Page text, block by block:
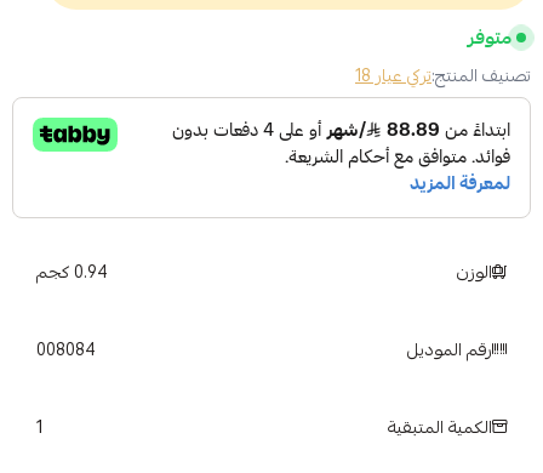
متوفر
تصنيف المنتج:تركي عيار 18
الوزن 0.94 كجم
رقم الموديل 008084
الكمية المتبقية 1